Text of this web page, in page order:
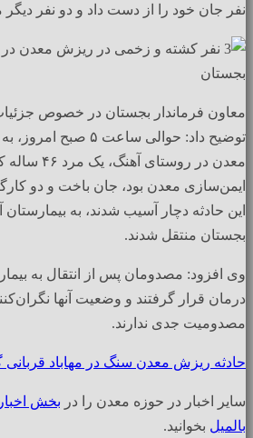
نفر جان خود را از دست داد و دو نفر
معاون فرماندار بجستان در خصوص
توضیح داد: حوالی ساعت ۵
معدن در روستای
ایمن‌سازی معدن بود، جان باخت و دو
این حادثه دچار آسیب شدند، به بیمارستان
بجستان منتقل شدند.
وی افزود: مصدومان پس از انتقال به
درمان قرار گرفتند و وضعیت آنها
مصدومیت جدی ندارند.
حادثه ریزش معدن سنگ در مهاباد
سایر اخبار در حوزه معدن را در بخش
بالمیل بخوانید.